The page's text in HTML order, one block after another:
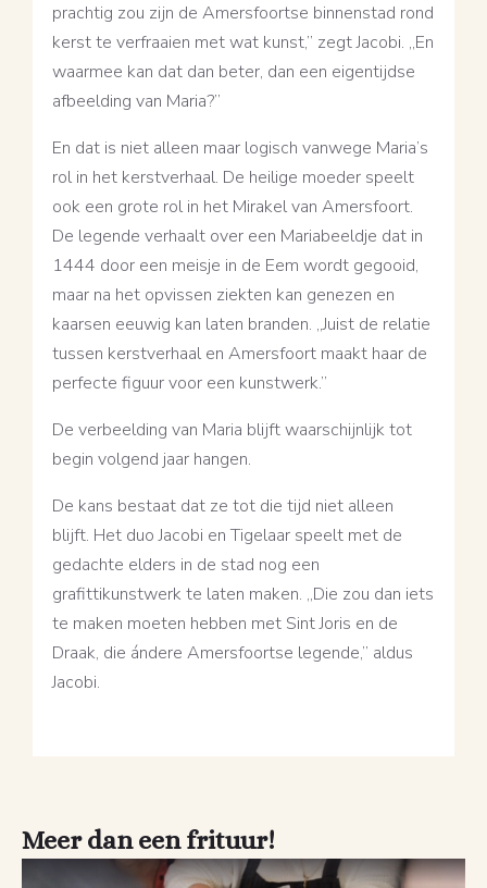
prachtig zou zijn de Amersfoortse binnenstad rond
kerst te verfraaien met wat kunst,” zegt Jacobi. ,,En
waarmee kan dat dan beter, dan een eigentijdse
afbeelding van Maria?”
En dat is niet alleen maar logisch vanwege Maria’s
rol in het kerstverhaal. De heilige moeder speelt
ook een grote rol in het Mirakel van Amersfoort.
De legende verhaalt over een Mariabeeldje dat in
1444 door een meisje in de Eem wordt gegooid,
maar na het opvissen ziekten kan genezen en
kaarsen eeuwig kan laten branden. ,,Juist de relatie
tussen kerstverhaal en Amersfoort maakt haar de
perfecte figuur voor een kunstwerk.”
De verbeelding van Maria blijft waarschijnlijk tot
begin volgend jaar hangen.
De kans bestaat dat ze tot die tijd niet alleen
blijft. Het duo Jacobi en Tigelaar speelt met de
gedachte elders in de stad nog een
grafittikunstwerk te laten maken. ,,Die zou dan iets
te maken moeten hebben met Sint Joris en de
Draak, die ándere Amersfoortse legende,” aldus
Jacobi.
Meer dan een frituur!